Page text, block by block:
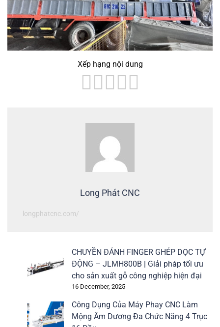
Xếp hạng nội dung
Long Phát CNC
longphatcnc.com/
CHUYỀN ĐÁNH FINGER GHÉP DỌC TỰ
ĐỘNG – JLMH800B | Giải pháp tối ưu
cho sản xuất gỗ công nghiệp hiện đại
16 December, 2025
Công Dụng Của Máy Phay CNC Làm
Mộng Âm Dương Đa Chức Năng 4 Trục